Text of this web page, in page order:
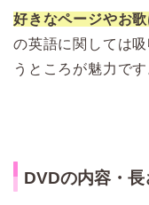
好きなページやお
の英語に関しては
うところが魅力です
DVDの内容・